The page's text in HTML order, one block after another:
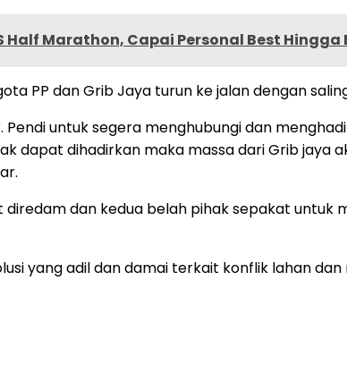
Half Marathon, Capai Personal Best
PP dan Grib Jaya turun ke jalan dengan
untuk segera menghubungi dan
dapat dihadirkan maka massa dari Grib
dan kedua belah pihak sepakat
yang adil dan damai terkait konflik lahan